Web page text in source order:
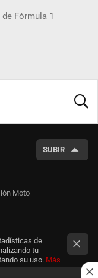
Fórmula 1
SUBIR
Moto
de
tu
su uso. Más